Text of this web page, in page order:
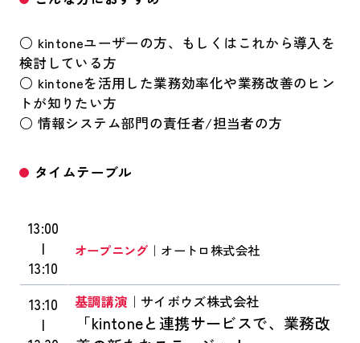
○ kintoneユーザーの方、もしくはこれから導入を
検討している方
○ kintoneを活用した業務効率化や業務改善のヒン
トが知りたい方
○ 情報システム部門の責任者/担当者の方
タイムテーブル
13:00
|
13:10
オープニング｜オートロ株式会社
13:10
|
基調講演 ｜サイボウズ株式会社
「kintoneと連携サービスで、業務改